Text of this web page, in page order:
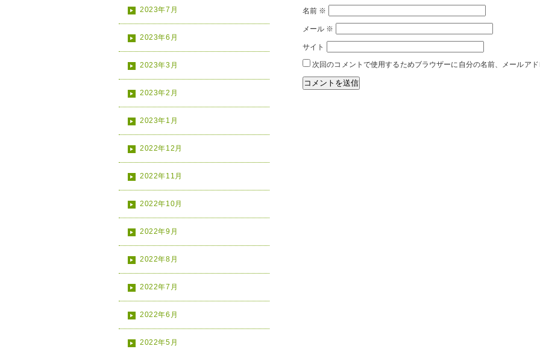
2023年7月
2023年6月
2023年3月
2023年2月
2023年1月
2022年12月
2022年11月
2022年10月
2022年9月
2022年8月
2022年7月
2022年6月
2022年5月
名前 ※
メール ※
サイト
次回のコメントで使用するためブラウザーに自分の名前、メールア